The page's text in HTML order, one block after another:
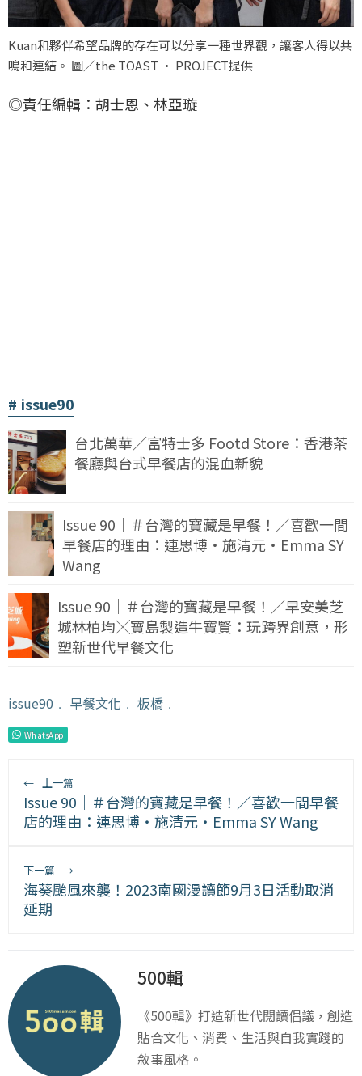
Kuan和夥伴希望品牌的存在可以分享一種世界觀，讓客人得以共
鳴和連結。 圖／the TOAST · PROJECT提供
◎責任編輯：胡士恩、林亞璇
issue90
台北萬華／富特士多 Footd Store：香港茶
餐廳與台式早餐店的混血新貌
Issue 90｜＃台灣的寶藏是早餐！／喜歡一間
早餐店的理由：連思博・施清元・Emma SY
Wang
Issue 90｜＃台灣的寶藏是早餐！／早安美芝
城林柏均╳寶島製造牛寶賢：玩跨界創意，形
塑新世代早餐文化
issue90 ﹒ 早餐文化 ﹒ 板橋 ﹒
WhatsApp
← 上一篇
Issue 90｜＃台灣的寶藏是早餐！／喜歡一間早餐
店的理由：連思博・施清元・Emma SY Wang
下一篇 →
海葵颱風來襲！2023南國漫讀節9月3日活動取消
延期
500輯
《500輯》打造新世代閱讀倡議，創造
貼合文化、消費、生活與自我實踐的
敘事風格。